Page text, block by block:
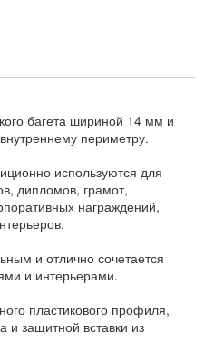
багета шириной 14 мм и
периметру.
используются для
дипломов, грамот,
награждений,
и отлично сочетается
и интерьерами.
пластикового профиля,
и защитной вставки из